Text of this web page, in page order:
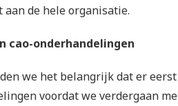
aan de hele organisatie.
cao-onderhandelingen
we het belangrijk dat er
voordat we verdergaan